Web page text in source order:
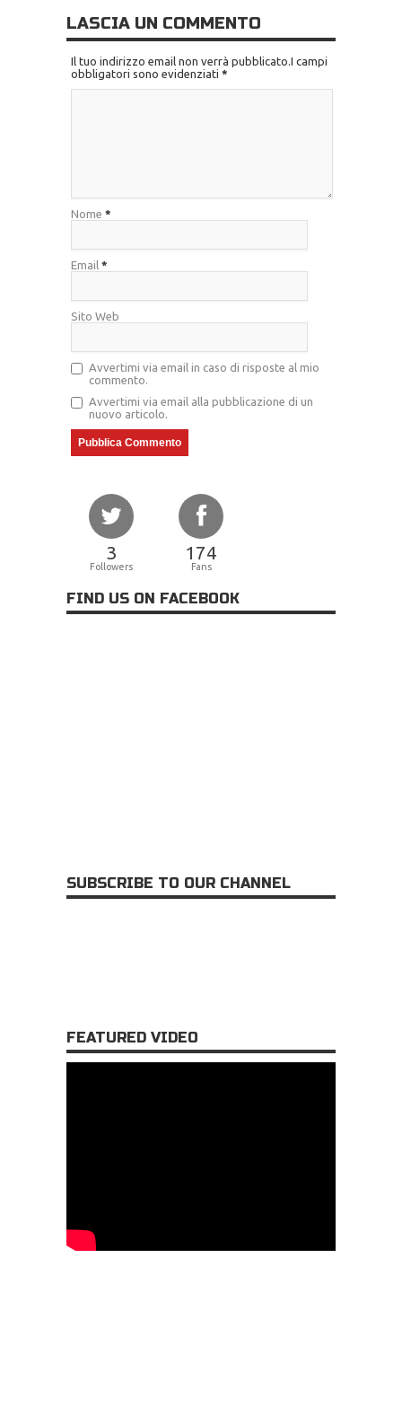
LASCIA UN COMMENTO
Il tuo indirizzo email non verrà pubblicato.I campi
obbligatori sono evidenziati *
Nome *
Email *
Sito Web
Avvertimi via email in caso di risposte al mio
commento.
Avvertimi via email alla pubblicazione di un
nuovo articolo.
3
Followers
174
Fans
FIND US ON FACEBOOK
SUBSCRIBE TO OUR CHANNEL
FEATURED VIDEO